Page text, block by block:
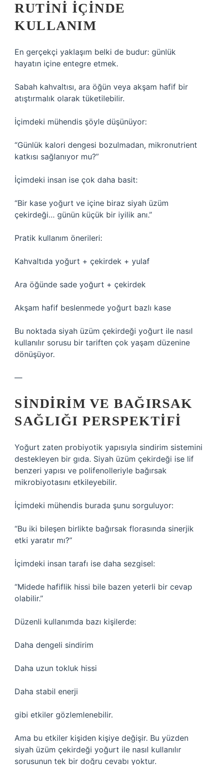
RUTINI İÇINDE
KULLANIM
En gerçekçi yaklaşım belki de budur: günlük
hayatın içine entegre etmek.
Sabah kahvaltısı, ara öğün veya akşam hafif bir
atıştırmalık olarak tüketilebilir.
İçimdeki mühendis şöyle düşünüyor:
“Günlük kalori dengesi bozulmadan, mikronutrient
katkısı sağlanıyor mu?”
İçimdeki insan ise çok daha basit:
“Bir kase yoğurt ve içine biraz siyah üzüm
çekirdeği… günün küçük bir iyilik anı.”
Pratik kullanım önerileri:
Kahvaltıda yoğurt + çekirdek + yulaf
Ara öğünde sade yoğurt + çekirdek
Akşam hafif beslenmede yoğurt bazlı kase
Bu noktada siyah üzüm çekirdeği yoğurt ile nasıl
kullanılır sorusu bir tariften çok yaşam düzenine
dönüşüyor.
—
SINDIRIM VE BAĞIRSAK
SAĞLIĞI PERSPEKTIFI
Yoğurt zaten probiyotik yapısıyla sindirim sistemini
destekleyen bir gıda. Siyah üzüm çekirdeği ise lif
benzeri yapısı ve polifenolleriyle bağırsak
mikrobiyotasını etkileyebilir.
İçimdeki mühendis burada şunu sorguluyor:
“Bu iki bileşen birlikte bağırsak florasında sinerjik
etki yaratır mı?”
İçimdeki insan tarafı ise daha sezgisel:
“Midede hafiflik hissi bile bazen yeterli bir cevap
olabilir.”
Düzenli kullanımda bazı kişilerde:
Daha dengeli sindirim
Daha uzun tokluk hissi
Daha stabil enerji
gibi etkiler gözlemlenebilir.
Ama bu etkiler kişiden kişiye değişir. Bu yüzden
siyah üzüm çekirdeği yoğurt ile nasıl kullanılır
sorusunun tek bir doğru cevabı yoktur.